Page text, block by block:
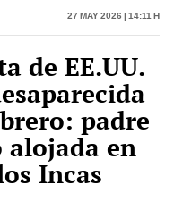
27 May 2026 | 14:11 h
de EE.UU.
padre
alojada en
Incas